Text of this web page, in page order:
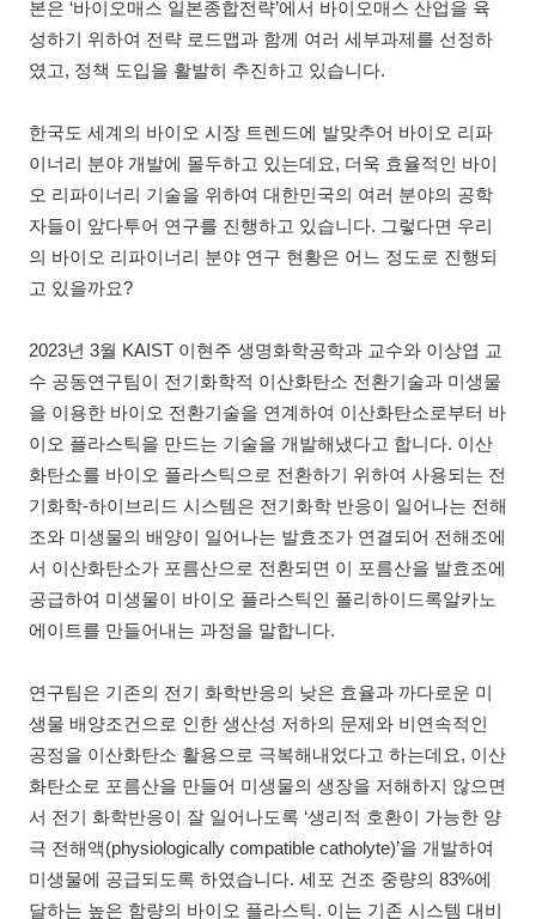
본은 ‘바이오매스 일본종합전략’에서 바이오매스 산업을 육
성하기 위하여 전략 로드맵과 함께 여러 세부과제를 선정하
였고, 정책 도입을 활발히 추진하고 있습니다.
한국도 세계의 바이오 시장 트렌드에 발맞추어 바이오 리파
이너리 분야 개발에 몰두하고 있는데요, 더욱 효율적인 바이
오 리파이너리 기술을 위하여 대한민국의 여러 분야의 공학
자들이 앞다투어 연구를 진행하고 있습니다. 그렇다면 우리
의 바이오 리파이너리 분야 연구 현황은 어느 정도로 진행되
고 있을까요?
2023년 3월 KAIST 이현주 생명화학공학과 교수와 이상엽 교
수 공동연구팀이 전기화학적 이산화탄소 전환기술과 미생물
을 이용한 바이오 전환기술을 연계하여 이산화탄소로부터 바
이오 플라스틱을 만드는 기술을 개발해냈다고 합니다. 이산
화탄소를 바이오 플라스틱으로 전환하기 위하여 사용되는 전
기화학-하이브리드 시스템은 전기화학 반응이 일어나는 전해
조와 미생물의 배양이 일어나는 발효조가 연결되어 전해조에
서 이산화탄소가 포름산으로 전환되면 이 포름산을 발효조에
공급하여 미생물이 바이오 플라스틱인 폴리하이드록알카노
에이트를 만들어내는 과정을 말합니다.
연구팀은 기존의 전기 화학반응의 낮은 효율과 까다로운 미
생물 배양조건으로 인한 생산성 저하의 문제와 비연속적인
공정을 이산화탄소 활용으로 극복해내었다고 하는데요, 이산
화탄소로 포름산을 만들어 미생물의 생장을 저해하지 않으면
서 전기 화학반응이 잘 일어나도록 ‘생리적 호환이 가능한 양
극 전해액(physiologically compatible catholyte)’을 개발하여
미생물에 공급되도록 하였습니다. 세포 건조 중량의 83%에
달하는 높은 함량의 바이오 플라스틱. 이는 기존 시스템 대비